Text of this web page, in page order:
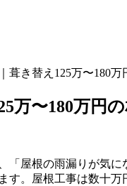
葺き替え125万〜180
万〜180万円
「屋根の雨漏りが気
す。屋根工事は数十